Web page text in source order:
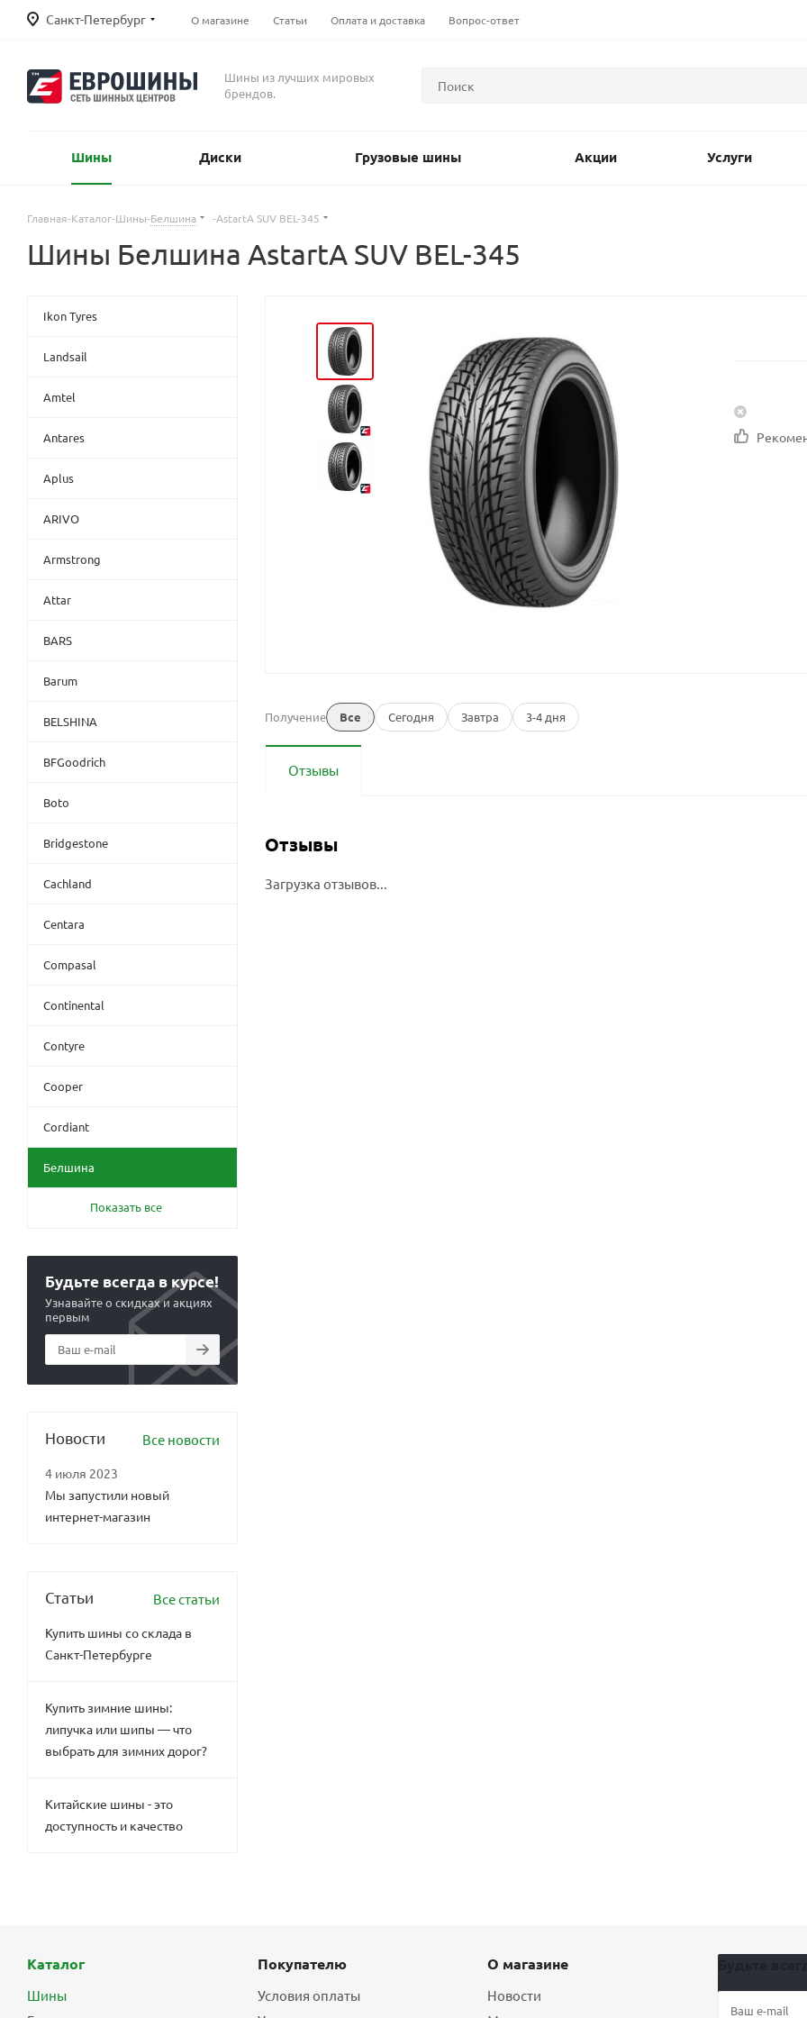
Санкт-Петербург О магазине Статьи Оплата и доставка Вопрос-ответ
Шины из лучших мировых
брендов.
Шины Диски Грузовые шины Акции Услуги
Главная-Каталог-Шины-Белшина -AstartA SUV BEL-345
Шины Белшина AstartA SUV BEL-345
Получение Все Сегодня Завтра 3-4 дня
Отзывы
Отзывы
Загрузка отзывов...
Ikon Tyres
Landsail
Amtel
Antares
Aplus
ARIVO
Armstrong
Attar
BARS
Barum
BELSHINA
BFGoodrich
Boto
Bridgestone
Cachland
Centara
Compasal
Continental
Contyre
Cooper
Cordiant
Белшина
Показать все
Будьте всегда в курсе!
Узнавайте о скидках и акциях
первым
Новости Все новости
4 июля 2023
Мы запустили новый
интернет-магазин
Статьи Все статьи
Купить шины со склада в
Санкт-Петербурге
Купить зимние шины:
липучка или шипы — что
выбрать для зимних дорог?
Китайские шины - это
доступность и качество
Каталог
Шины
Покупателю
Условия оплаты
О магазине
Новости